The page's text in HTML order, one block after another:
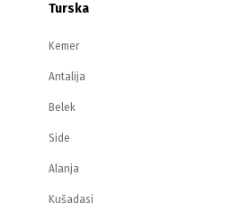
Turska
Kemer
Antalija
Belek
Side
Alanja
Kušadasi